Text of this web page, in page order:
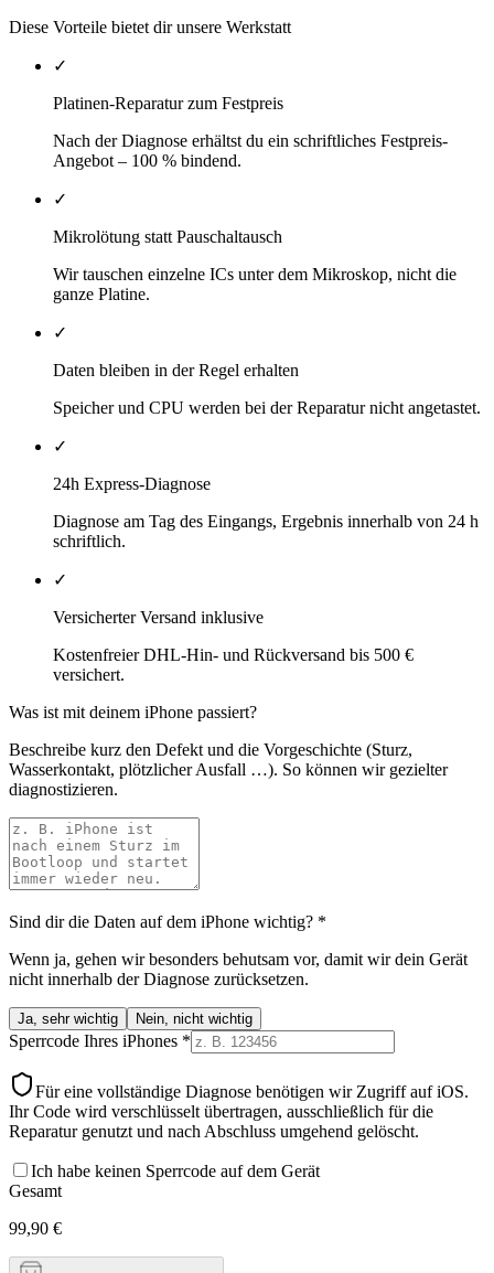
Diese Vorteile bietet dir unsere Werkstatt
✓
Platinen-Reparatur zum Festpreis
Nach der Diagnose erhältst du ein schriftliches Festpreis-
Angebot – 100 % bindend.
✓
Mikrolötung statt Pauschaltausch
Wir tauschen einzelne ICs unter dem Mikroskop, nicht die
ganze Platine.
✓
Daten bleiben in der Regel erhalten
Speicher und CPU werden bei der Reparatur nicht angetastet.
✓
24h Express-Diagnose
Diagnose am Tag des Eingangs, Ergebnis innerhalb von 24 h
schriftlich.
✓
Versicherter Versand inklusive
Kostenfreier DHL-Hin- und Rückversand bis 500 €
versichert.
Was ist mit deinem iPhone passiert?
Beschreibe kurz den Defekt und die Vorgeschichte (Sturz,
Wasserkontakt, plötzlicher Ausfall …). So können wir gezielter
diagnostizieren.
Sind dir die Daten auf dem iPhone wichtig? *
Wenn ja, gehen wir besonders behutsam vor, damit wir dein Gerät
nicht innerhalb der Diagnose zurücksetzen.
Ja, sehr wichtig Nein, nicht wichtig
Sperrcode Ihres iPhones *
Für eine vollständige Diagnose benötigen wir Zugriff auf iOS.
Ihr Code wird verschlüsselt übertragen, ausschließlich für die
Reparatur genutzt und nach Abschluss umgehend gelöscht.
Ich habe keinen Sperrcode auf dem Gerät
Gesamt
99,90 €